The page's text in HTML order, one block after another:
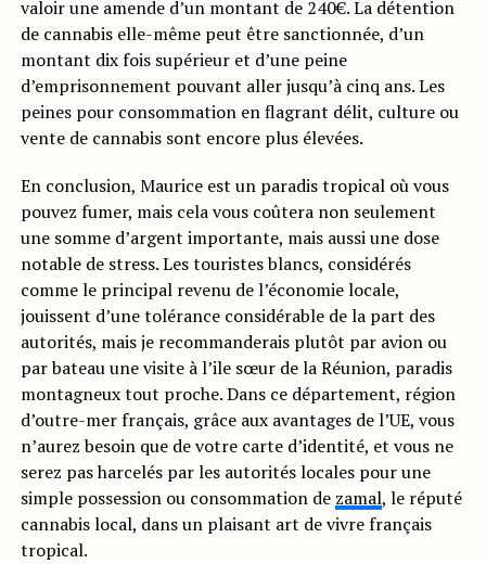
valoir une amende d’un montant de 240€. La détention
de cannabis elle-même peut être sanctionnée, d’un
montant dix fois supérieur et d’une peine
d’emprisonnement pouvant aller jusqu’à cinq ans. Les
peines pour consommation en flagrant délit, culture ou
vente de cannabis sont encore plus élevées.
En conclusion, Maurice est un paradis tropical où vous
pouvez fumer, mais cela vous coûtera non seulement
une somme d’argent importante, mais aussi une dose
notable de stress. Les touristes blancs, considérés
comme le principal revenu de l’économie locale,
jouissent d’une tolérance considérable de la part des
autorités, mais je recommanderais plutôt par avion ou
par bateau une visite à l’ile sœur de la Réunion, paradis
montagneux tout proche. Dans ce département, région
d’outre-mer français, grâce aux avantages de l’UE, vous
n’aurez besoin que de votre carte d’identité, et vous ne
serez pas harcelés par les autorités locales pour une
simple possession ou consommation de zamal, le réputé
cannabis local, dans un plaisant art de vivre français
tropical.